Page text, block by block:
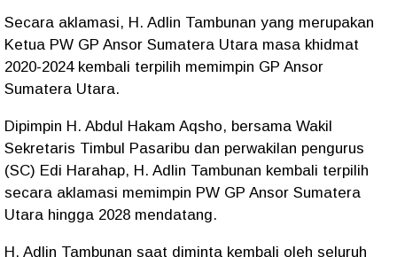
Secara aklamasi, H. Adlin Tambunan yang merupakan
Ketua PW GP Ansor Sumatera Utara masa khidmat
2020-2024 kembali terpilih memimpin GP Ansor
Sumatera Utara.
Dipimpin H. Abdul Hakam Aqsho, bersama Wakil
Sekretaris Timbul Pasaribu dan perwakilan pengurus
(SC) Edi Harahap, H. Adlin Tambunan kembali terpilih
secara aklamasi memimpin PW GP Ansor Sumatera
Utara hingga 2028 mendatang.
H. Adlin Tambunan saat diminta kembali oleh seluruh